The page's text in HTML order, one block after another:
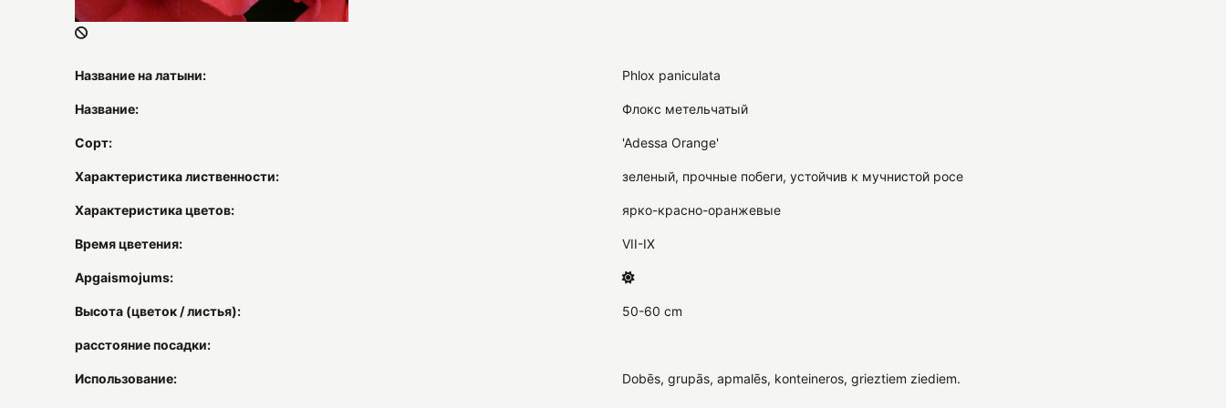
Название на латыни: Phlox paniculata
Название: Флокс метельчатый
Сорт: 'Adessa Orange'
Характеристика лиственности: зеленый, прочные побеги, устойчив к мучнистой росе
Характеристика цветов: ярко-красно-оранжевые
Время цветения: VII-IX
Apgaismojums:
Высота (цветок / листья): 50-60 cm
расстояние посадки:
Использование: Dobēs, grupās, apmalēs, konteineros, grieztiem ziediem.